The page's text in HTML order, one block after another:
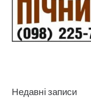
Недавні записи